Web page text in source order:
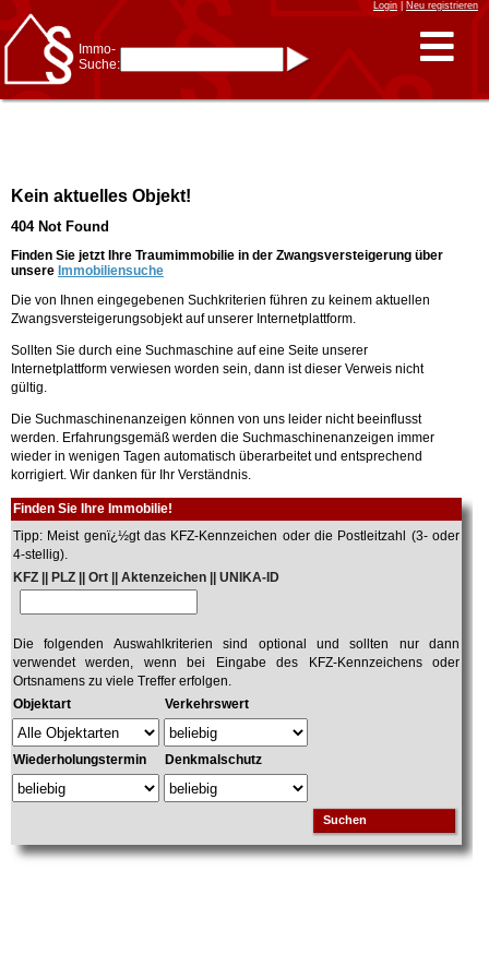
Login| Neu registrieren
Immo-
Suche:
* Suche verfeinern durch
Kombinieren
Frankfurt/Oder
am Main
Immobiliensuche
nach Kreis
nach Amtsgericht
Kein aktuelles Objekt!
404 Not Found
Finden Sie jetzt Ihre Traumimmobilie in der Zwangsversteigerung über
unsere Immobiliensuche
Die von Ihnen eingegebenen Suchkriterien führen zu keinem aktuellen
Zwangsversteigerungsobjekt auf unserer Internetplattform.
Sollten Sie durch eine Suchmaschine auf eine Seite unserer
Internetplattform verwiesen worden sein, dann ist dieser Verweis nicht
gültig.
Die Suchmaschinenanzeigen können von uns leider nicht beeinflusst
werden. Erfahrungsgemäß werden die Suchmaschinenanzeigen immer
wieder in wenigen Tagen automatisch überarbeitet und entsprechend
korrigiert. Wir danken für Ihr Verständnis.
Finden Sie Ihre Immobilie!
Tipp: Meist genï¿½gt das KFZ-Kennzeichen oder die Postleitzahl (3- oder
4-stellig).
KFZ || PLZ || Ort || Aktenzeichen || UNIKA-ID
Die folgenden Auswahlkriterien sind optional und sollten nur dann
verwendet werden, wenn bei Eingabe des KFZ-Kennzeichens oder
Ortsnamens zu viele Treffer erfolgen.
Objektart
Verkehrswert
Wiederholungstermin Denkmalschutz
Suchen